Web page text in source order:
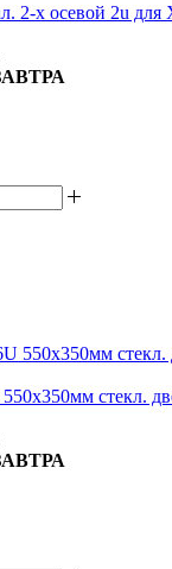
2-х осевой 2u
стекл.